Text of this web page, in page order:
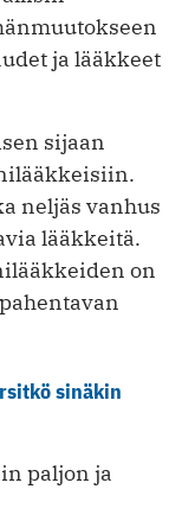
ja lääkkeet
sijaan
neljäs vanhus
lääkkeitä.
on
sinäkin
paljon ja